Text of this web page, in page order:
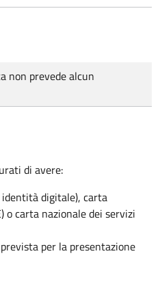
non prevede alcun
di avere:
identità digitale), carta
o carta nazionale dei servizi
per la presentazione